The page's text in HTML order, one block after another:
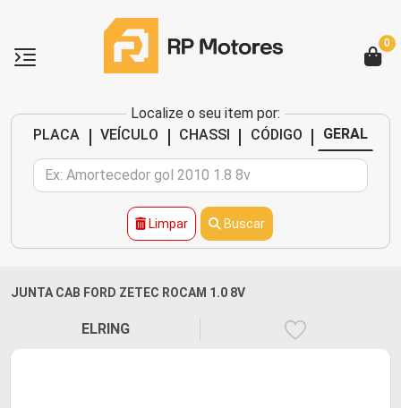
Localize o seu item por:
PLACA
| VEÍCULO | CHASSI | CÓDIGO | GERAL
Limpar Buscar
0
JUNTA CAB FORD ZETEC ROCAM 1.0 8V
ELRING